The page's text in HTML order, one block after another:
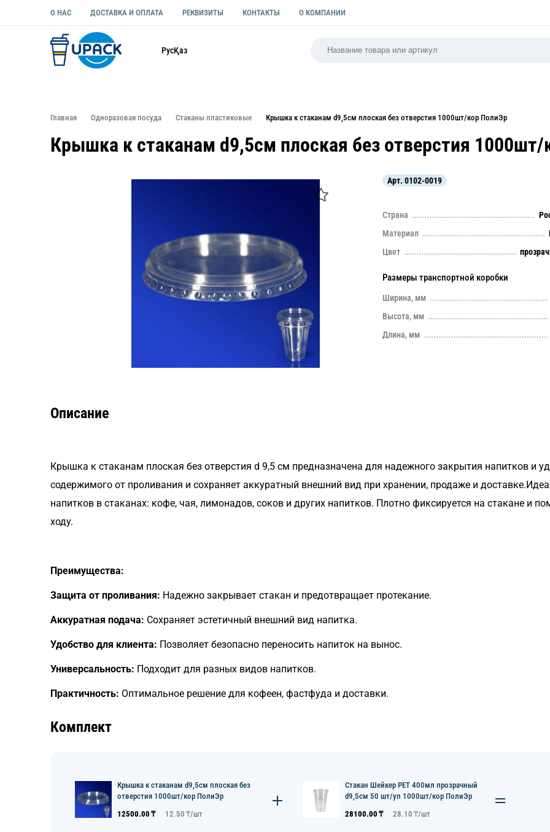
О НАС ДОСТАВКА И ОПЛАТА РЕКВИЗИТЫ КОНТАКТЫ О КОМПАНИИ
РусҚаз
Главная Одноразовая посуда Стаканы пластиковые Крышка к стаканам d9,5см плоская без отверстия 1000шт/кор ПолиЭр
Крышка к стаканам d9,5см плоская без отверстия
Арт. 0102-0019
Страна
Материал
Цвет
Размеры транспортной коробки
Ширина, мм
Высота, мм
Длина, мм
Описание
Крышка к стаканам плоская без отверстия d 9,5 см предназначена для надежного закрытия напитков и
содержимого от проливания и сохраняет аккуратный внешний вид при хранении, продаже и
напитков в стаканах: кофе, чая, лимонадов, соков и других напитков. Плотно фиксируется на стакане и
ходу.
Преимущества:
Защита от проливания: Надежно закрывает стакан и предотвращает протекание.
Аккуратная подача: Сохраняет эстетичный внешний вид напитка.
Удобство для клиента: Позволяет безопасно переносить напиток на вынос.
Универсальность: Подходит для разных видов напитков.
Практичность: Оптимальное решение для кофеен, фастфуда и доставки.
Комплект
Крышка к стаканам d9,5см плоская без
отверстия 1000шт/кор ПолиЭр
12500.00 ₸ 12.50 ₸/шт
Стакан Шейкер PET 400мл прозрачный
d9,5см 50 шт/уп 1000шт/кор ПолиЭр
28100.00 ₸ 28.10 ₸/шт